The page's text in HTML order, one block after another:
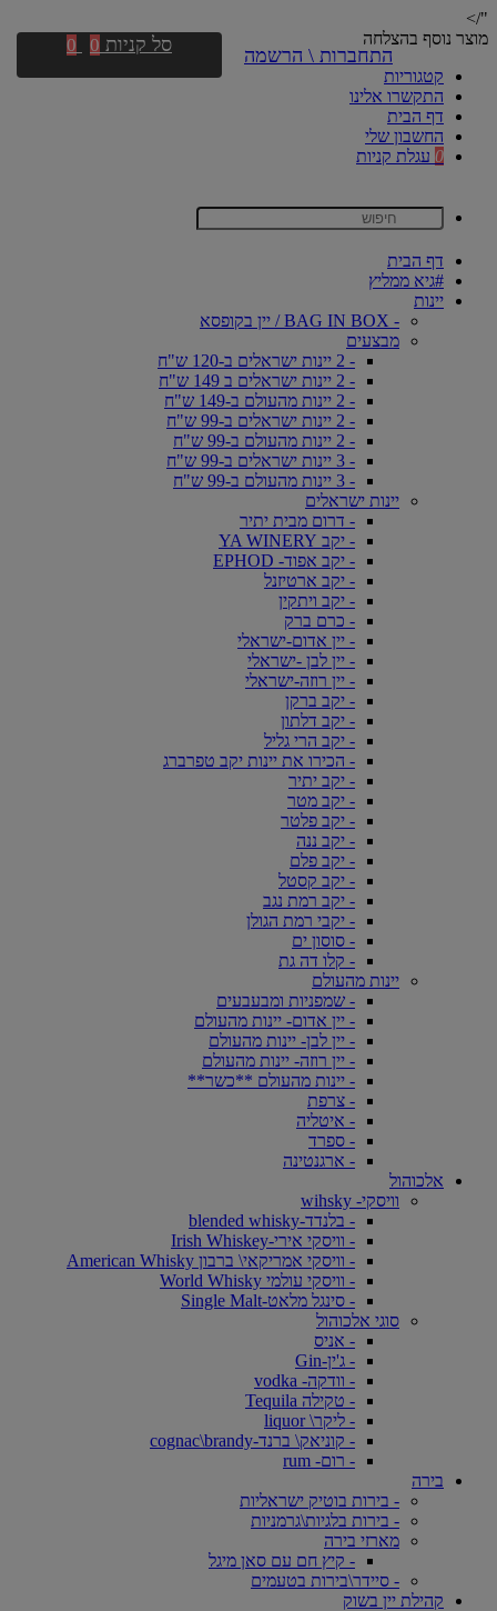
"/>
מוצר נוסף בהצלחה
קטגוריות
התקשרו אלינו
דף הבית
החשבון שלי
0 עגלת קניות
דף הבית
#גיא ממליץ
יינות
- BAG IN BOX / יין בקופסא
מבצעים
- 2 יינות ישראלים ב-120 ש"ח
- 2 יינות ישראלים ב 149 ש"ח
- 2 יינות מהעולם ב-149 ש"ח
- 2 יינות ישראלים ב-99 ש"ח
- 2 יינות מהעולם ב-99 ש"ח
- 3 יינות ישראלים ב-99 ש"ח
- 3 יינות מהעולם ב-99 ש"ח
יינות ישראלים
- דרום מבית יתיר
- יקב YA WINERY
- יקב אפוד- EPHOD
- יקב ארטיזנל
- יקב ויתקין
- כרם ברק
- יין אדום-ישראלי
- יין לבן -ישראלי
- יין רוזה-ישראלי
- יקב ברקן
- יקב דלתון
- יקב הרי גליל
- הכירו את יינות יקב טפרברג
- יקב יתיר
- יקב מטר
- יקב פלטר
- יקב ננה
- יקב פלם
- יקב קסטל
- יקב רמת נגב
- יקבי רמת הגולן
- סוסון ים
- קלו דה גת
יינות מהעולם
- שמפניות ומבעבעים
- יין אדום- יינות מהעולם
- יין לבן- יינות מהעולם
- יין רוזה- יינות מהעולם
- יינות מהעולם **כשר**
- צרפת
- איטליה
- ספרד
- ארגנטינה
אלכוהול
וויסקי- wihsky
- בלנדד-blended whisky
- וויסקי אירי-Irish Whiskey
- וויסקי אמריקאי\ ברבון American Whisky
- וויסקי עולמי World Whisky
- סינגל מלאט-Single Malt
סוגי אלכוהול
- אניס
- ג'ין-Gin
- וודקה- vodka
- טקילה Tequila
- ליקר\ liquor
- קוניאק\ ברנד-cognac\brandy
- רום- rum
בירה
- בירות בוטיק ישראליות
- בירות בלגיות\גרמניות
מארזי בירה
- קיץ חם עם סאן מיגל
- סיידר\בירות בטעמים
קהילת יין בשוק
התחברות \ הרשמה סל קניות 0
0